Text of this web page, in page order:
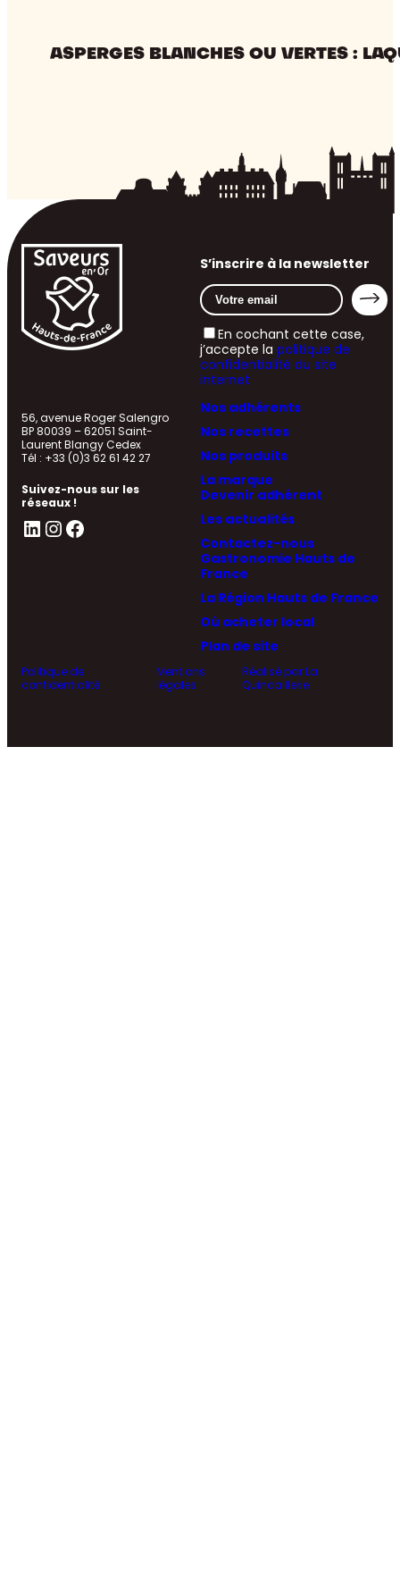
ASPERGES BLANCHES OU VERTES :
Nos adhérents
Nos recettes
Nos produits
La marque
Devenir adhérent
Les actualités
Contactez-nous
Gastronomie Hauts de
France
La Région Hauts de France
Où acheter local
Plan de site
56, avenue Roger Salengro
BP 80039 – 62051 Saint-
Laurent Blangy Cedex
Tél : +33 (0)3 62 61 42 27
Suivez-nous sur les
réseaux !
LinkedIn InstagramFacebook
S’inscrire à la newsletter
En cochant cette case,
j’accepte la politique de
confidentialité du site
internet
Politique de
confidentialité
Mentions
légales
Réalisé par La
Quincaillerie